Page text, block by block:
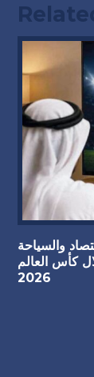
الاقتصاد والسياحة
كأس العالم
2026